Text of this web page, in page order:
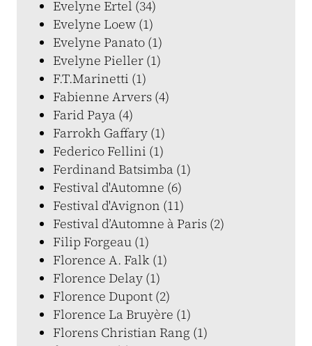
Evelyne Ertel (34)
Evelyne Loew (1)
Evelyne Panato (1)
Evelyne Pieller (1)
F.T.Marinetti (1)
Fabienne Arvers (4)
Farid Paya (4)
Farrokh Gaffary (1)
Federico Fellini (1)
Ferdinand Batsimba (1)
Festival d'Automne (6)
Festival d'Avignon (11)
Festival d’Automne à Paris (2)
Filip Forgeau (1)
Florence A. Falk (1)
Florence Delay (1)
Florence Dupont (2)
Florence La Bruyère (1)
Florens Christian Rang (1)